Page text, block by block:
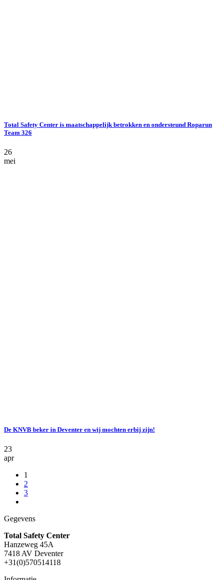
Total Safety Center is maatschappelijk betrokken en ondersteund Roparun
Team 326
26
mei
De KNVB beker in Deventer en wij mochten erbij zijn!
23
apr
1
2
3
Gegevens
Total Safety Center
Hanzeweg 45A
7418 AV Deventer
+31(0)570514118